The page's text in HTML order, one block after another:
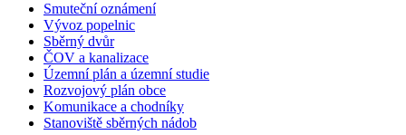
Smuteční oznámení
Vývoz popelnic
Sběrný dvůr
ČOV a kanalizace
Územní plán a územní studie
Rozvojový plán obce
Komunikace a chodníky
Stanoviště sběrných nádob